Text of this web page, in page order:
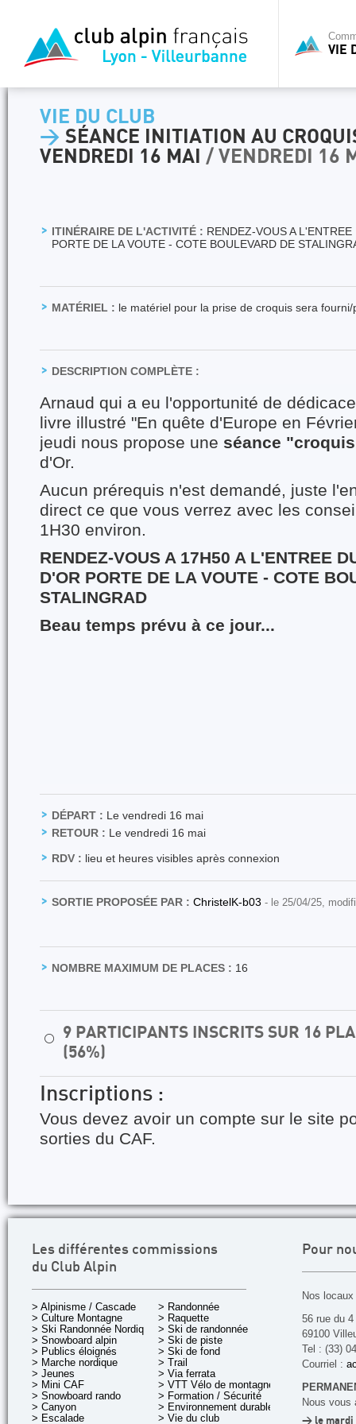
VIE
VIE DU CLUB
> SÉANCE INITIATION AU
VENDREDI 16 MAI / VENDREDI 16
ITINÉRAIRE DE L'ACTIVITÉ : RENDEZ-VOUS A
PORTE DE LA VOUTE - COTE BOULEVARD DE
MATÉRIEL : le matériel pour la prise de croquis sera
DESCRIPTION COMPLÈTE :
Arnaud qui a eu l'opportunité de
livre illustré "En quête d'Europe en
jeudi nous propose une séance
d'Or.
Aucun prérequis n'est demandé, juste
direct ce que vous verrez avec les
1H30 environ.
RENDEZ-VOUS A 17H50 A L'ENTREE
D'OR PORTE DE LA VOUTE - COTE
STALINGRAD
Beau temps prévu à ce jour...
DÉPART : Le vendredi 16 mai
RETOUR : Le vendredi 16 mai
RDV : lieu et heures visibles après connexion
SORTIE PROPOSÉE PAR : ChristelK-b03 - le 25/04/25,
NOMBRE MAXIMUM DE PLACES : 16
⚪
9 PARTICIPANTS INSCRITS SUR 16
(56%)
Inscriptions :
Vous devez avoir un compte sur le site
sorties du CAF.
Les différentes commissions
du Club Alpin
> Alpinisme / Cascade
> Culture Montagne
> Ski Randonnée Nordique
> Snowboard alpin
> Publics éloignés
> Marche nordique
> Jeunes
> Mini CAF
> Snowboard rando
> Canyon
> Escalade
> Randonnée
> Raquette
> Ski de randonnée
> Ski de piste
> Ski de fond
> Trail
> Via ferrata
> VTT Vélo de montagne
> Formation / Sécurité
> Environnement durable
> Vie du club
Pour
Nos
56 rue du
69100
Tel : (33)
Courriel :
Nous vous
> le mardi